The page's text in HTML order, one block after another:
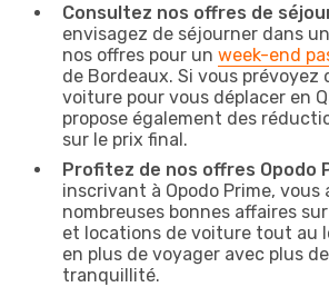
Consultez nos offres de
envisagez de séjourner dans
nos offres pour un week-end
de Bordeaux. Si vous prévoyez
voiture pour vous déplacer en
propose également des
sur le prix final.
Profitez de nos offres Opodo
inscrivant à Opodo Prime, vous
nombreuses bonnes affaires
et locations de voiture tout au
en plus de voyager avec plus
tranquillité.